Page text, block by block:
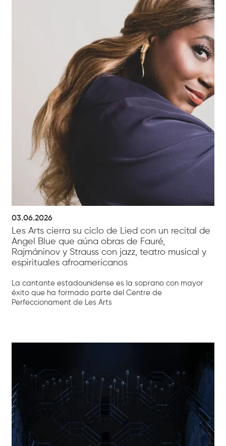
03.06.2026
Les Arts cierra su ciclo de Lied con un recital de
Angel Blue que aúna obras de Fauré,
Rajmáninov y Strauss con jazz, teatro musical y
espirituales afroamericanos
La cantante estadounidense es la soprano con mayor
éxito que ha formado parte del Centre de
Perfeccionament de Les Arts